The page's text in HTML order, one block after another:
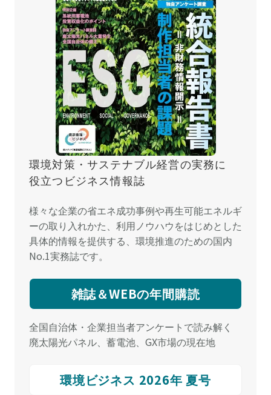
環境対策・サステナブル経営の実務に
役立つビジネス情報誌
様々な企業の省エネ成功事例や再生可能エネルギ
ーの取り入れかた、利用ノウハウをはじめとした
具体的情報を提供する、環境推進のための国内
No.1実務誌です。
雑誌＆WEBの年間購読
全国自治体・企業担当者アンケートで読み解く
廃太陽光パネル、蓄電池、GX市場の現在地
環境ビジネス 2026年 夏号